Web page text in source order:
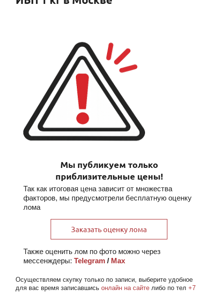
Мы публикуем только
приблизительные цены!
Так как итоговая цена зависит от множества
факторов, мы предусмотрели бесплатную оценку
лома
Заказать оценку лома
Также оценить лом по фото можно через
мессенждеры: Telegram / Max
Осуществляем скупку только по записи , выберите удобное
для вас время записавшись онлайн на сайте либо по тел +7